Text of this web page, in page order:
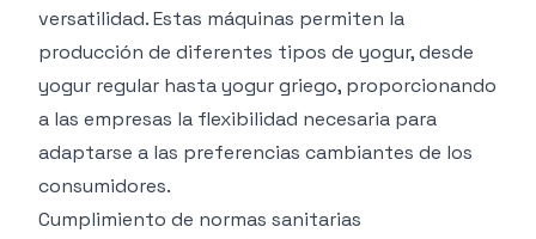
versatilidad. Estas máquinas permiten la
producción de diferentes tipos de yogur, desde
yogur regular hasta yogur griego, proporcionando
a las empresas la flexibilidad necesaria para
adaptarse a las preferencias cambiantes de los
consumidores.
Cumplimiento de normas sanitarias